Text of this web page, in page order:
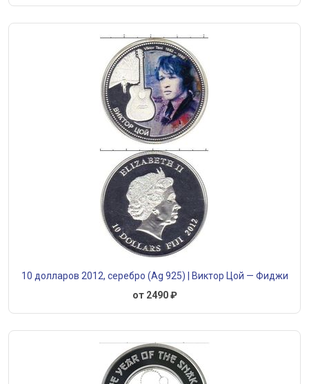
10 долларов 2012, серебро (Ag 925) | Виктор Цой — Фиджи
от 2490 ₽